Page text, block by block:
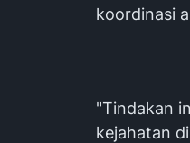
koordinasi
"Tindakan
kejahatan